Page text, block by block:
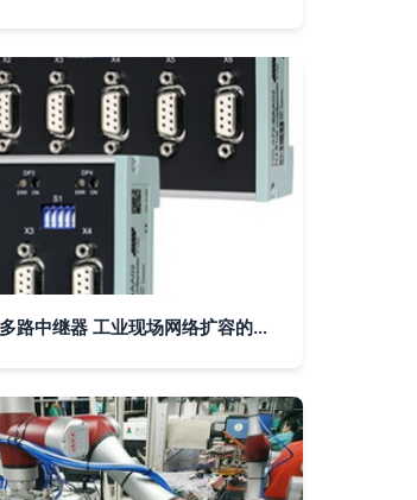
Profibus/MPI多路中继器 工业现场网络扩容的关键设备解析